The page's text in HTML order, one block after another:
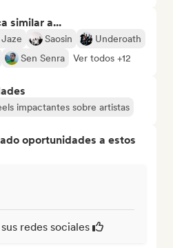
similar a...
Jaze Saosin
Underoath
Sen Senra Ver todos +12
impactantes sobre artistas
oportunidades a estos
redes sociales